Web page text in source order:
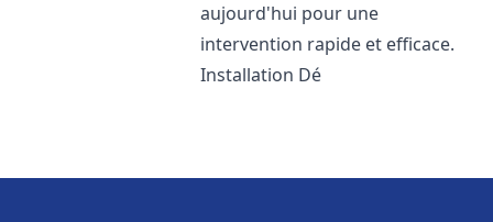
aujourd'hui pour une
intervention rapide et efficace.
Installation Dé